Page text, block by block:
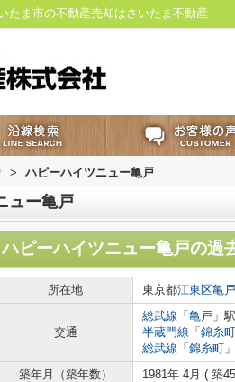
たま市の不動産売却はさいたま不動産
> ハピーハイツニュー亀戸
ュー亀戸
ハピーハイツニュー亀戸の過
所在地 東京都江東区亀戸
交通
総武線 「 亀戸 」
半蔵門線 「 錦糸町
総武線 「 錦糸町
築年月（築年数）
1981年 4月 ( 築